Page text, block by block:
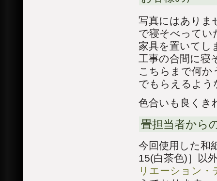
写真にはありま
で寝そべってい
家具を置いてし
工事の合間に寝
こちらまで何か
でもらえるよう
色合いも良くき
畳担当者から
今回使用した和
15(白茶色)］以
リエーション